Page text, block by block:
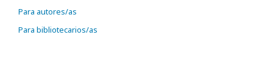
Para autores/as
Para bibliotecarios/as